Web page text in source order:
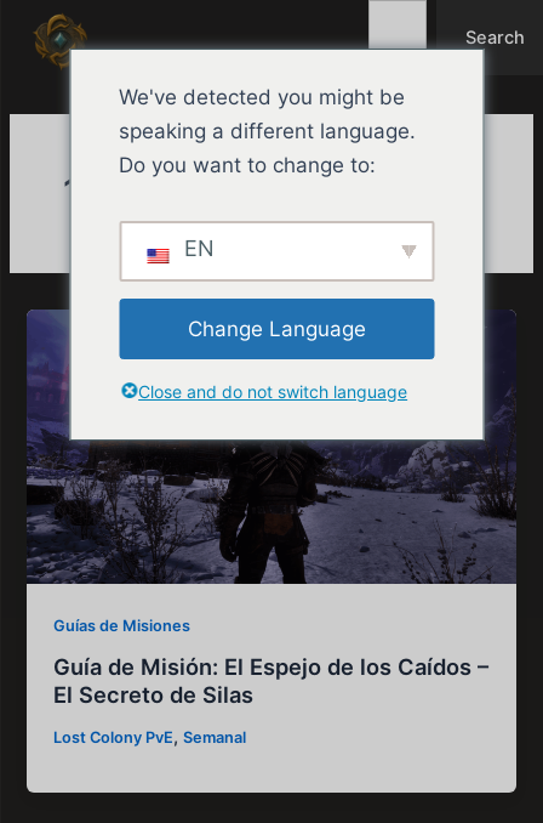
contenido
Search
19 de enero de 2026
Guías de Misiones
Guía de Misión: El Espejo de los Caídos –
El Secreto de Silas
Lost Colony PvE,Semanal
We've detected you might be
speaking a different language.
Do you want to change to:
EN
Change Language
Close and do not switch language